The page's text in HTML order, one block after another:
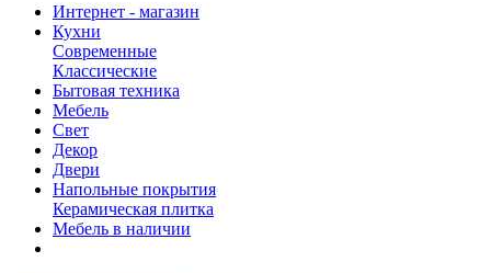
Интернет - магазин
Кухни
Современные
Классические
Бытовая техника
Мебель
Свет
Декор
Двери
Напольные покрытия
Керамическая плитка
Мебель в наличии